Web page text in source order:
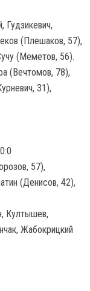
Гудзикевич,
(Плешаков, 57),
(Меметов, 56).
(Вечтомов, 78),
31),
57),
(Денисов, 42),
Култышев,
Жабокрицкий